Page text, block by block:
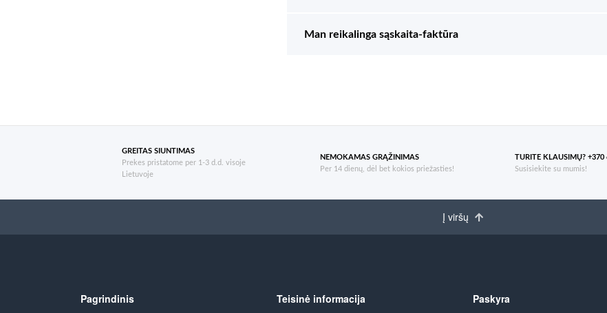
Man reikalinga sąskaita-faktūra
GREITAS SIUNTIMAS
Prekes pristatome per 1-3 d.d. visoje
Lietuvoje
NEMOKAMAS GRĄŽINIMAS
Per 14 dienų, dėl bet kokios priežasties!
TURITE KLAUSIMŲ? +370
Susisiekite su mumis!
Į viršų
Pagrindinis Teisinė informacija Paskyra